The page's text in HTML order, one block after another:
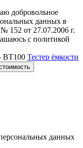
добровольное
данных в
152 от 27.07.2006 г.
с политикой
Тестер ёмкости
данных